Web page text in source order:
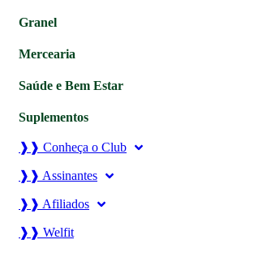
Granel
Mercearia
Saúde e Bem Estar
Suplementos
❱❱ Conheça o Club
❱❱ Assinantes
❱❱ Afiliados
❱❱ Welfit